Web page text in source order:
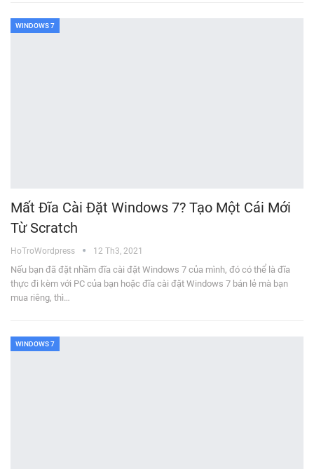
WINDOWS 7
Mất Đĩa Cài Đặt Windows 7? Tạo Một Cái Mới
Từ Scratch
HoTroWordpress 12 Th3, 2021
Nếu bạn đã đặt nhầm đĩa cài đặt Windows 7 của mình, đó có thể là đĩa
thực đi kèm với PC của bạn hoặc đĩa cài đặt Windows 7 bán lẻ mà bạn
mua riêng, thì…
WINDOWS 7